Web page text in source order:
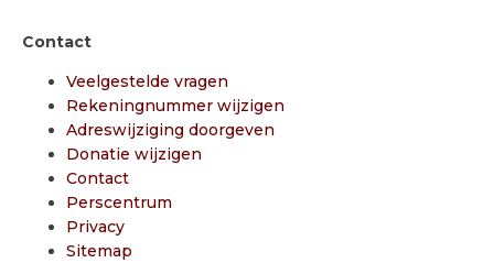
Contact
Veelgestelde vragen
Rekeningnummer wijzigen
Adreswijziging doorgeven
Donatie wijzigen
Contact
Perscentrum
Privacy
Sitemap